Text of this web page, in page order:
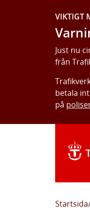
VIKTIGT
Just nu
från
betala
på
Startsida